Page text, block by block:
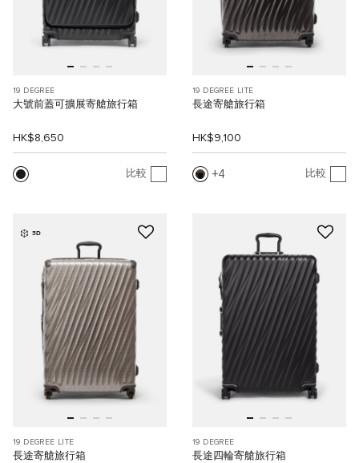
19 DEGREE
大號前蓋可擴展寄艙旅行箱
HK$8,650
比較
19 DEGREE LITE
長途寄艙旅行箱
HK$9,100
4 比較
3D
19 DEGREE LITE
長途寄艙旅行箱
19 DEGREE
長途四輪寄艙旅行箱